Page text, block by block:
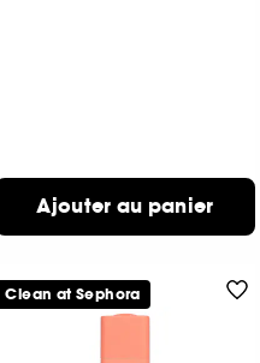
Ajouter au panier
Clean at Sephora